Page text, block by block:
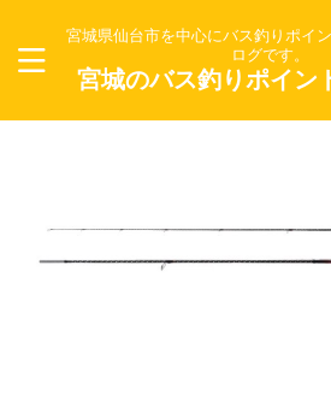
宮城県仙台市を中心にバス釣りポイ
ログです。
宮城のバス釣りポイン